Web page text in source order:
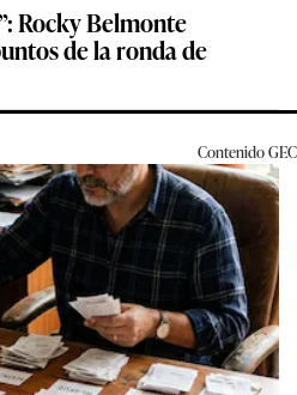
Rocky Belmonte
de la ronda de
ContenidoGEC